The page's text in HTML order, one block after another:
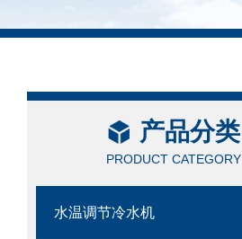
产品分类
PRODUCT CATEGORY
水温调节冷水机